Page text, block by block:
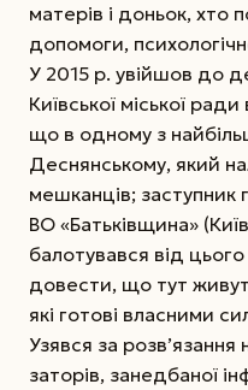
матерів і доньок, хто
допомоги,
У 2015 р. увійшов до
Київської міської
що в одному з
Деснянському, який
мешканців; заступник
ВО «Батьківщина»
балотувався від
довести, що тут
які готові власними
Узявся за
заторів, занедбаної